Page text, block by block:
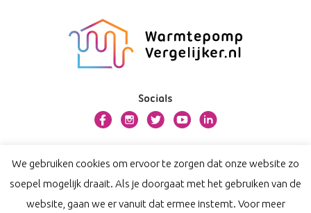
Socials
Contact
Privacy
Disclaimer
We gebruiken cookies om ervoor te zorgen dat onze website zo
soepel mogelijk draait. Als je doorgaat met het gebruiken van de
website, gaan we er vanuit dat ermee instemt. Voor meer